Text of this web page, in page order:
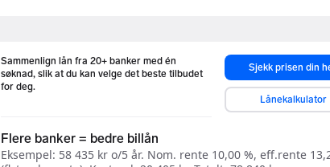
Sammenlign lån fra 20+ banker med én
søknad, slik at du kan velge det beste tilbudet
for deg.
Sjekk prisen din
Lånekalkulator
Flere banker = bedre billån
Eksempel: 58 435 kr o/5 år. Nom. rente 10,00 %, eff.rente